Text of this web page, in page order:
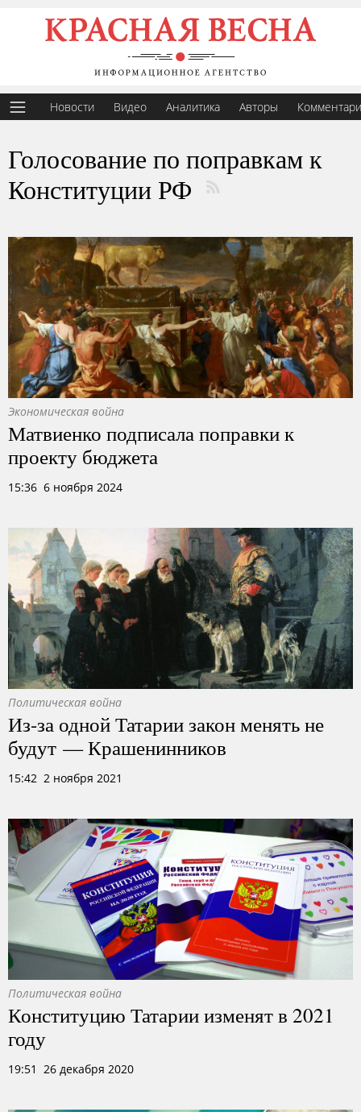
Новости Видео Аналитика Авторы
Голосование по поправкам к
Конституции РФ
Экономическая война
Матвиенко подписала поправки к
проекту бюджета
15:36 6 ноября 2024
Политическая война
Из-за одной Татарии закон менять не
будут — Крашенинников
15:42 2 ноября 2021
Политическая война
Конституцию Татарии изменят в 2021
году
19:51 26 декабря 2020